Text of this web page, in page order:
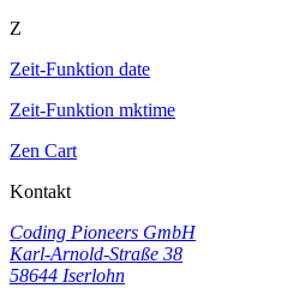
Z
Zeit-Funktion date
Zeit-Funktion mktime
Zen Cart
Kontakt
Coding Pioneers GmbH
Karl-Arnold-Straße 38
58644 Iserlohn